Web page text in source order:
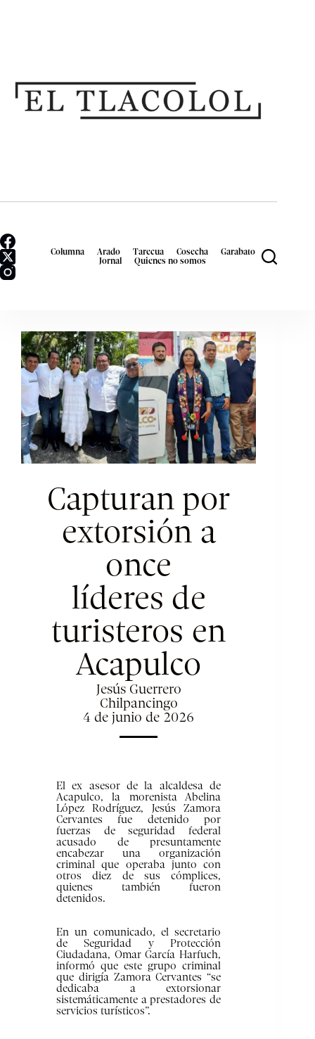
Columna Arado Tarecua Cosecha
Garabato
Jornal
Quienes no somos
Capturan por
extorsión a
once
líderes de
turisteros en
Acapulco
Jesús Guerrero
Chilpancingo
4 de junio de 2026
El ex asesor de la alcaldesa de
Acapulco, la morenista Abelina
López Rodríguez, Jesús Zamora
Cervantes fue detenido por
fuerzas de seguridad federal
acusado de presuntamente
encabezar una organización
criminal que operaba junto con
otros diez de sus cómplices,
quienes también fueron
detenidos.
En un comunicado, el secretario
de Seguridad y Protección
Ciudadana, Omar García Harfuch,
informó que este grupo criminal
que dirigía Zamora Cervantes “se
dedicaba a extorsionar
sistemáticamente a prestadores de
servicios turísticos”.